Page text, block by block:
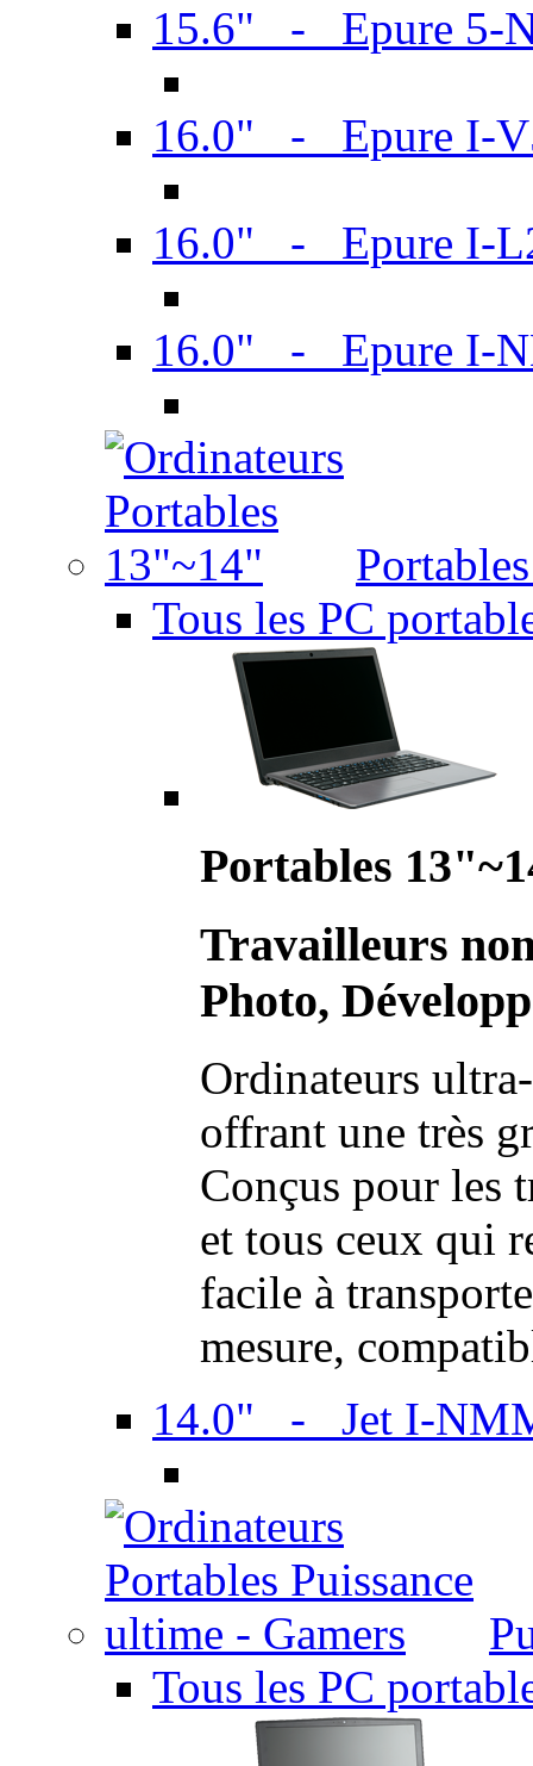
15.6" - Epure 5-
16.0" - Epure I-
16.0" - Epure I-
16.0" - Epure I-
Tous les PC
Portables
Travailleurs
Photo,
Ordinateurs
offrant une très
Conçus pour les
et tous ceux qui
facile à
mesure,
14.0" - Jet I-
Tous les PC